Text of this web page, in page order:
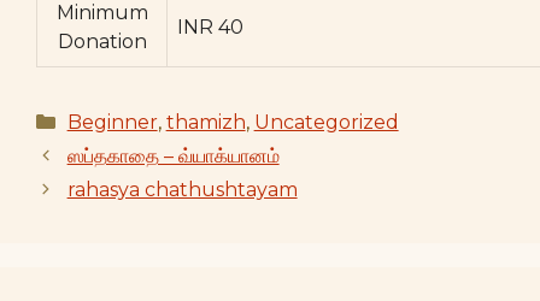
Minimum
Donation
INR 40
Categories
Beginner, thamizh, Uncategorized
ஸப்தகாதை – வ்யாக்யானம்
rahasya chathushtayam